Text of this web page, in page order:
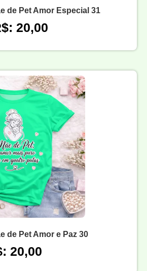
de Pet Amor Especial 31
20,00
de Pet Amor e Paz 30
20,00